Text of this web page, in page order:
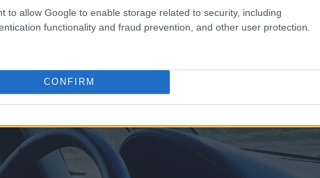
to allow Google to enable storage related to security, including
functionality and fraud prevention, and other user protection.
CONFIRM